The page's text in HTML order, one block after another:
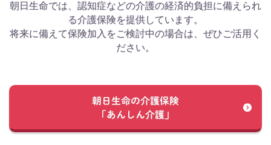
朝日生命では、認知症などの介護の経済的負担に備えられ
る介護保険を提供しています。
将来に備えて保険加入をご検討中の場合は、ぜひご活用く
ださい。
朝日生命の介護保険
「あんしん介護」